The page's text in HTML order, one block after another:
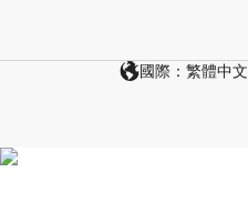
國際：繁體中文